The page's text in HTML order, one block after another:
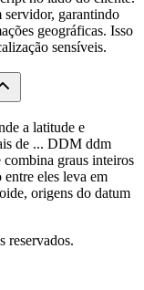
servidor, garantindo
geográficas. Isso
sensíveis.
a latitude e
de ... DDM ddm
graus inteiros
eles leva em
origens do datum
reservados.